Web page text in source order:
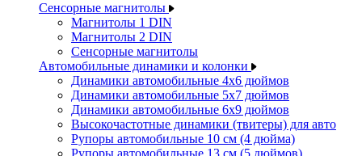
Сенсорные магнитолы
Магнитолы 1 DIN
Магнитолы 2 DIN
Сенсорные магнитолы
Автомобильные динамики и колонки
Динамики автомобильные 4x6 дюймов
Динамики автомобильные 5x7 дюймов
Динамики автомобильные 6x9 дюймов
Высокочастотные динамики (твитеры) для авто
Рупоры автомобильные 10 см (4 дюйма)
Рупоры автомобильные 13 см (5 дюймов)